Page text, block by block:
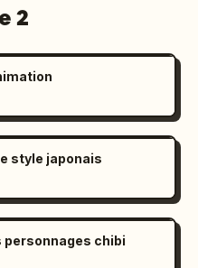
2
style japonais
chibi